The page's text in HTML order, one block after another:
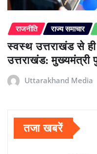
राजनीति राज्य समाचार
स्वस्थ उत्तराखंड से
उत्तराखंड: मुख्यमंत्री
Uttarakhand Media
तजा खबरें